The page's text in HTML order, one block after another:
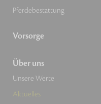
Pferdebestattung
Vorsorge
Über uns
Unsere Werte
Aktuelles